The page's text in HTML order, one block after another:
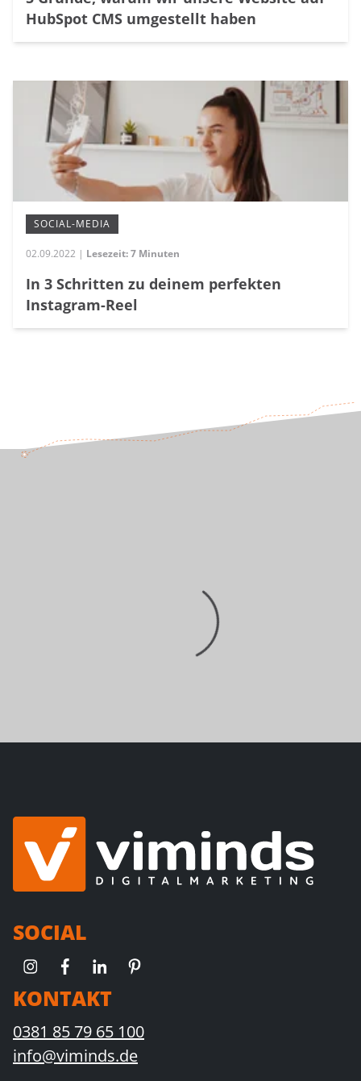
HubSpot CMS umgestellt haben
SOCIAL-MEDIA
02.09.2022 | Lesezeit: 7 Minuten
In 3 Schritten zu deinem perfekten
Instagram-Reel
SOCIAL
KONTAKT
0381 85 79 65 100
info@viminds.de